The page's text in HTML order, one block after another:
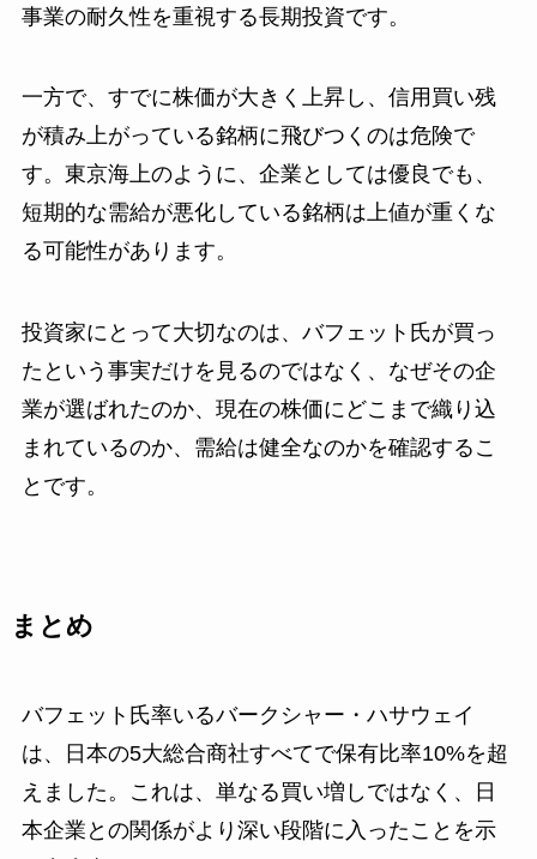
事業の耐久性を重視する長期投資です。
一方で、すでに株価が大きく上昇し、信用買い残
が積み上がっている銘柄に飛びつくのは危険で
す。東京海上のように、企業としては優良でも、
短期的な需給が悪化している銘柄は上値が重くな
る可能性があります。
投資家にとって大切なのは、バフェット氏が買っ
たという事実だけを見るのではなく、なぜその企
業が選ばれたのか、現在の株価にどこまで織り込
まれているのか、需給は健全なのかを確認するこ
とです。
まとめ
バフェット氏率いるバークシャー・ハサウェイ
は、日本の5大総合商社すべてで保有比率10%を超
えました。これは、単なる買い増しではなく、日
本企業との関係がより深い段階に入ったことを示